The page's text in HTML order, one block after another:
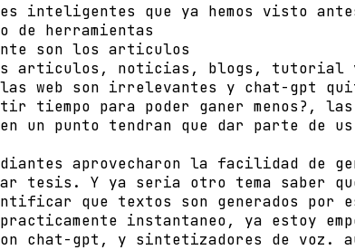
inteligentes que ya hemos visto
de herramientas
son los articulos
articulos, noticias, blogs, tutorial
web son irrelevantes y chat-gpt
para poder ganer menos?, las
un punto tendran que dar parte de
aprovecharon la facilidad de
tesis. Y ya seria otro tema saber
que textos son generados por
instantaneo, ya estoy
chat-gpt, y sintetizadores de voz.